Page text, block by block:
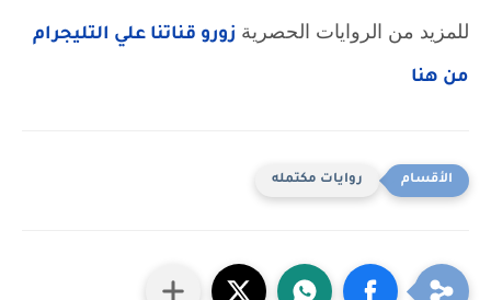
للمزيد من الروايات الحصرية
من هنا
روايات مكتمله